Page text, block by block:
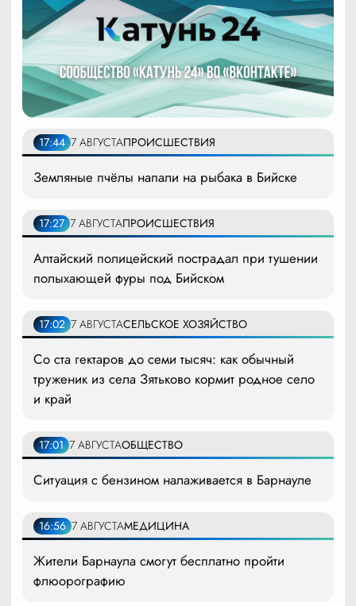
17:44 7 АВГУСТАПРОИСШЕСТВИЯ
Земляные пчёлы напали на рыбака в Бийске
17:27 7 АВГУСТАПРОИСШЕСТВИЯ
Алтайский полицейский пострадал при тушении
полыхающей фуры под Бийском
17:02 7 АВГУСТАСЕЛЬСКОЕ ХОЗЯЙСТВО
Со ста гектаров до семи тысяч: как обычный
труженик из села Зятьково кормит родное село
и край
17:01 7 АВГУСТАОБЩЕСТВО
Ситуация с бензином налаживается в Барнауле
16:56 7 АВГУСТАМЕДИЦИНА
Жители Барнаула смогут бесплатно пройти
флюорографию